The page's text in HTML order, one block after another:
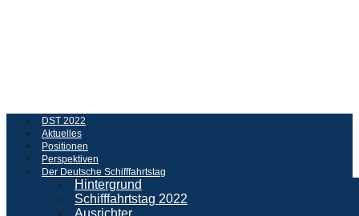
DST 2022
Aktuelles
Positionen
Perspektiven
Der Deutsche Schifffahrtstag
Hintergrund
Schifffahrtstag 2022
Ausrichter